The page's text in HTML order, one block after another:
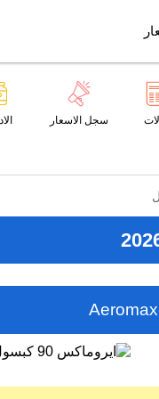
سجل الاسعار